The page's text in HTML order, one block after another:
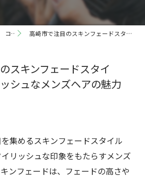
コラム 高崎市で注目のスキンフェードスタイル：スタイリッシュなメンズヘアの魅力
スキンフェードスタイ
シュなメンズヘアの魅力
集めるスキンフェードスタイル
リッシュな印象をもたらすメンズ
ンフェードは、フェードの高さや